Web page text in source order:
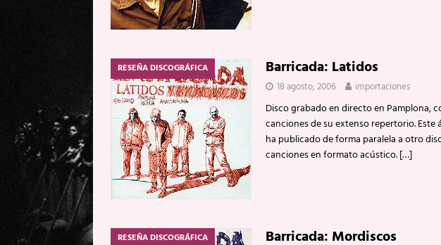
RESEÑA DISCOGRÁFICA Barricada: Latidos
18 agosto, 2006 importaciones
Disco grabado en directo en Pamplona,
canciones de su extenso repertorio. Este
ha publicado de forma paralela a otro
canciones en formato acústico.[…]
RESEÑA DISCOGRÁFICA Barricada: Mordiscos